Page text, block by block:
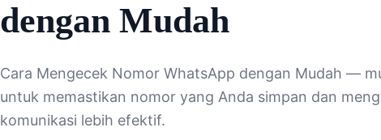
dengan Mudah
Cara Mengecek Nomor WhatsApp dengan Mudah —
untuk memastikan nomor yang Anda simpan dan
komunikasi lebih efektif.